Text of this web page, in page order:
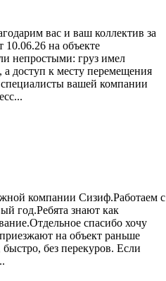
вас и ваш коллектив за
10.06.26 на объекте
непростыми: груз имел
а доступ к месту перемещения
вашей компании
компании Сизиф.Работаем с
год.Ребята знают как
спасибо хочу
на объект раньше
без перекуров. Если